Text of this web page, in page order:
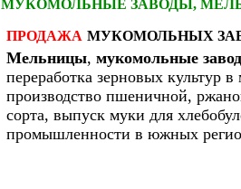
МУКОМОЛЬНЫЕ ЗАВОДЫ,
ПРОДАЖА МУКОМОЛЬНЫХ
Мельницы, мукомольные
переработка зерновых культур
производство пшеничной,
сорта, выпуск муки для
промышленности в южных